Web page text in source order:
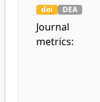
doi DEA
Journal
metrics: